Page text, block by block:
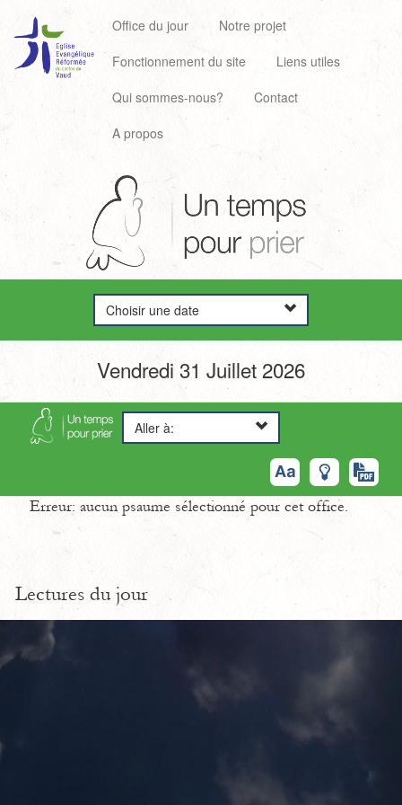
Office du jour
Notre projet
Fonctionnement du site
Liens utiles
Qui sommes-nous?
Contact
A propos
Choisir une date
Vendredi 31 Juillet 2026
Aller à:
Erreur: aucun psaume sélectionné pour cet office.
Lectures du jour